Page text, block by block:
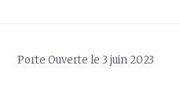
Porte Ouverte le 3 juin 2023